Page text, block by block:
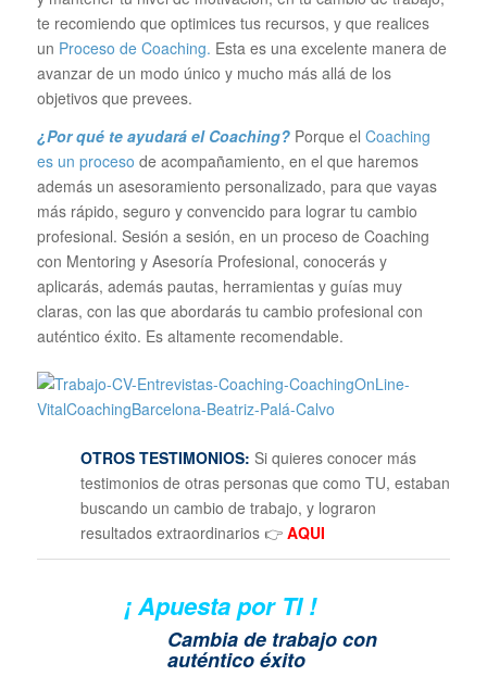
te recomiendo que optimices tus recursos, y que realices
un Proceso de Coaching. Esta es una excelente manera de
avanzar de un modo único y mucho más allá de los
objetivos que prevees.
¿Por qué te ayudará el Coaching?Porque el Coaching
es un proceso de acompañamiento, en el que haremos
además un asesoramiento personalizado, para que vayas
más rápido, seguro y convencido para lograr tu cambio
profesional. Sesión a sesión, en un proceso de Coaching
con Mentoring y Asesoría Profesional, conocerás y
aplicarás, además pautas, herramientas y guías muy
claras, con las que abordarás tu cambio profesional con
auténtico éxito. Es altamente recomendable.
OTROS TESTIMONIOS: Si quieres conocer más
testimonios de otras personas que como TU, estaban
buscando un cambio de trabajo, y lograron
resultados extraordinarios 👉 AQUI
¡ Apuesta por TI !
Cambia de trabajo con
auténtico éxito